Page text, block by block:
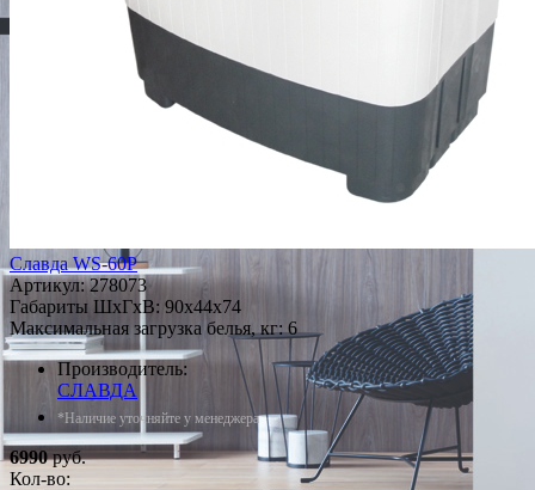
Славда WS-60P
Артикул:278073
Габариты ШxГxВ: 90x44x74
Максимальная загрузка белья, кг: 6
Производитель:
СЛАВДА
*Наличие уточняйте у менеджера
6990руб.
Кол-во: